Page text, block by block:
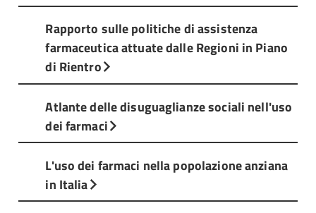
Rapporto sulle politiche di assistenza
farmaceutica attuate dalle Regioni in Piano
di Rientro
Atlante delle disuguaglianze sociali nell'uso
dei farmaci
L'uso dei farmaci nella popolazione anziana
in Italia